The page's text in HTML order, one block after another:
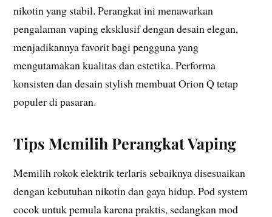
nikotin yang stabil. Perangkat ini menawarkan
pengalaman vaping eksklusif dengan desain elegan,
menjadikannya favorit bagi pengguna yang
mengutamakan kualitas dan estetika. Performa
konsisten dan desain stylish membuat Orion Q tetap
populer di pasaran.
Tips Memilih Perangkat Vaping
Memilih rokok elektrik terlaris sebaiknya disesuaikan
dengan kebutuhan nikotin dan gaya hidup. Pod system
cocok untuk pemula karena praktis, sedangkan mod